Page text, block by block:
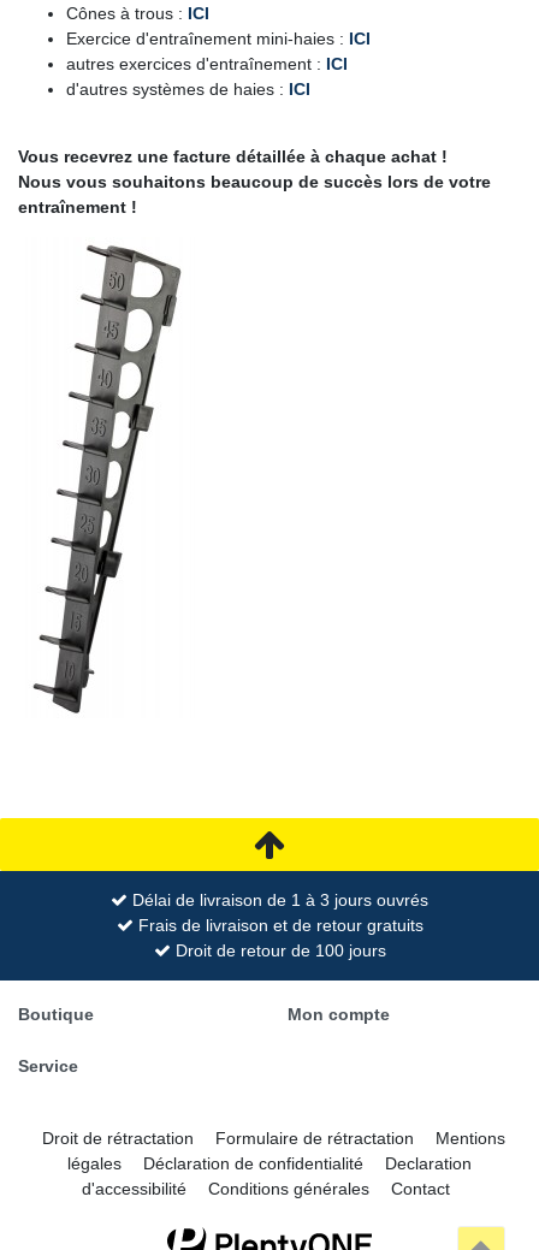
Cônes à trous : ICI
Exercice d'entraînement mini-haies : ICI
autres exercices d'entraînement : ICI
d'autres systèmes de haies : ICI
Vous recevrez une facture détaillée à chaque achat !
Nous vous souhaitons beaucoup de succès lors de votre
entraînement !
Délai de livraison de 1 à 3 jours ouvrés
Frais de livraison et de retour gratuits
Droit de retour de 100 jours
Boutique Mon compte
Service
Droit de rétractation Formulaire de rétractation
Mentions
légales
Déclaration de confidentialité
Declaration
d'accessibilité
Conditions générales Contact